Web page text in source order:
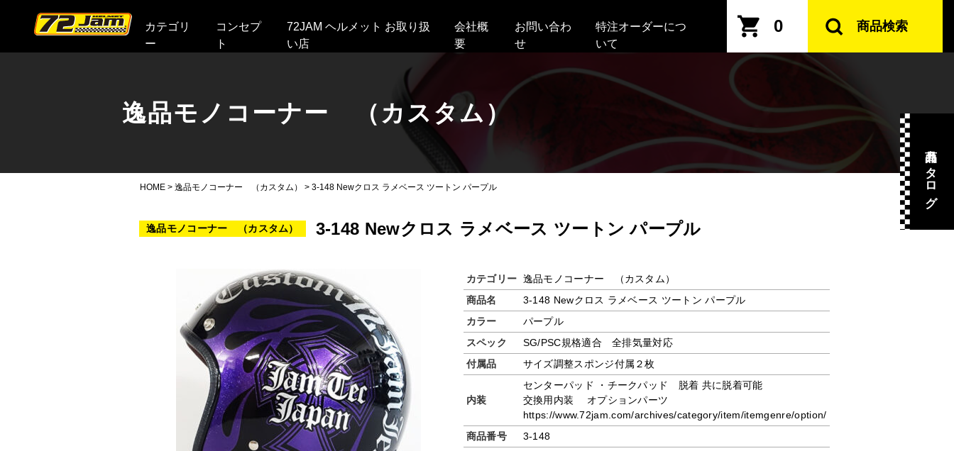
カテゴリ
ー
コンセプ
ト
72JAM ヘルメット お取り扱
い店
会社概
要
お問い合わ
せ
特注オーダーにつ
いて
0 商品検索
逸品モノコーナー （カスタム）
HOME > 逸品モノコーナー （カスタム） > 3-148 Newクロス ラメベース ツートン パープル
逸品モノコーナー （カスタム） 3-148 Newクロス ラメベース ツートン パープル
カテゴリー 逸品モノコーナー （カスタム）
商品名
3-148 Newクロス ラメベース ツートン パープル
カラー
パープル
スペック
SG/PSC規格適合 全排気量対応
付属品
サイズ調整スポンジ付属２枚
内装
センターパッド ・チークパッド 脱着 共に脱着可能
交換用内装 オプションパーツ
https://www.72jam.com/archives/category/item/itemgenre/option/
商品番号
3-148
商品カタログ